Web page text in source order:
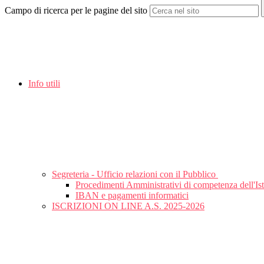
Campo di ricerca per le pagine del sito
Info utili
Segreteria - Ufficio relazioni con il Pubblico
Procedimenti Amministrativi di competenza
IBAN e pagamenti informatici
ISCRIZIONI ON LINE A.S. 2025-2026